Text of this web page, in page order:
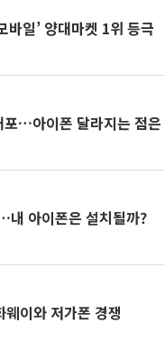
바일’ 양대마켓 1위 등극
포…아이폰 달라지는 점은
내 아이폰은 설치될까?
웨이와 저가폰 경쟁